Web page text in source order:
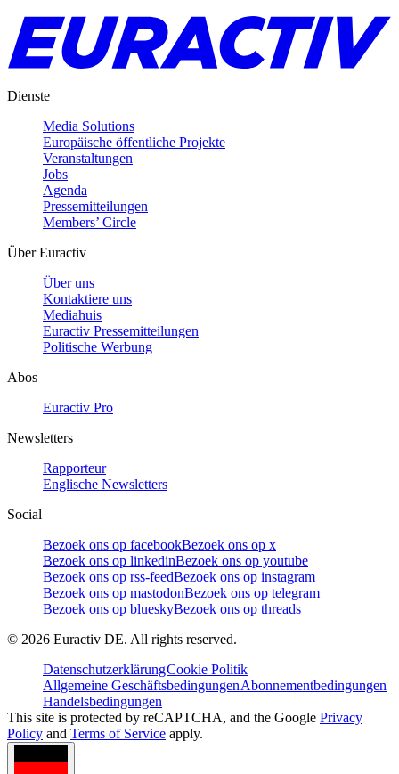
Dienste
Media Solutions
Europäische öffentliche Projekte
Veranstaltungen
Jobs
Agenda
Pressemitteilungen
Members’ Circle
Über Euractiv
Über uns
Kontaktiere uns
Mediahuis
Euractiv Pressemitteilungen
Politische Werbung
Abos
Euractiv Pro
Newsletters
Rapporteur
Englische Newsletters
Social
Bezoek ons op facebookBezoek ons op x
Bezoek ons op linkedinBezoek ons op youtube
Bezoek ons op rss-feedBezoek ons op instagram
Bezoek ons op mastodonBezoek ons op telegram
Bezoek ons op blueskyBezoek ons op threads
© 2026 Euractiv DE. All rights reserved.
DatenschutzerklärungCookie Politik
Allgemeine GeschäftsbedingungenAbonnementbedingungen
Handelsbedingungen
This site is protected by reCAPTCHA, and the Google Privacy
Policy and Terms of Service apply.